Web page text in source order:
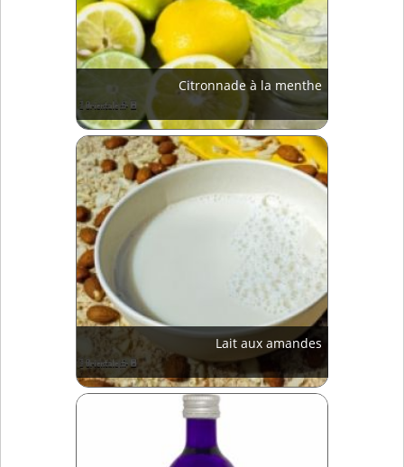
Citronnade à la menthe
Lait aux amandes